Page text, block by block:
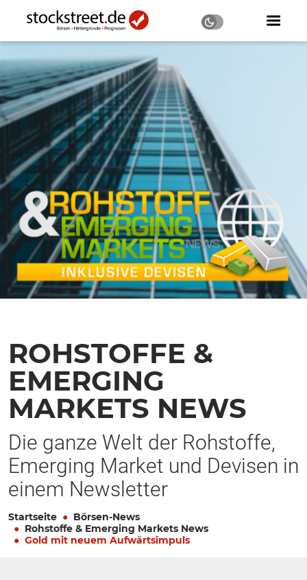
ROHSTOFFE &
EMERGING
MARKETS NEWS
Die ganze Welt der Rohstoffe,
Emerging Market und Devisen in
einem Newsletter
Startseite
Börsen-News
Rohstoffe & Emerging Markets News
Gold mit neuem Aufwärtsimpuls